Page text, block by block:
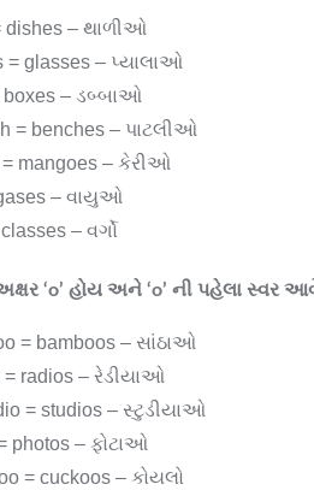
dishes – થાળીઓ
= glasses – પ્યાલાઓ
boxes – ડબ્બાઓ
= benches – પાટલીઓ
= mangoes – કેરીઓ
– વાયુઓ
– વર્ગો
‘o’ હોય અને ‘o’ ની પહેલા
= bamboos – સાંઠાઓ
= radios – રેડીયાઓ
= studios – સ્ટુડીયાઓ
photos – ફોટાઓ
= cuckoos – કોયલો